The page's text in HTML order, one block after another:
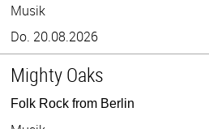
Musik
Do. 20.08.2026
Mighty Oaks
Folk Rock from Berlin